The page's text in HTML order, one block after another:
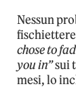
Nessun
chose to
you in”sui
mesi, lo